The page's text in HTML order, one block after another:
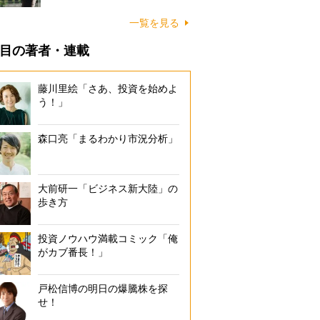
一覧を見る
の著者・連載
藤川里絵「さあ、投資を始めよ
う！」
森口亮「まるわかり市況分析」
大前研一「ビジネス新大陸」の
歩き方
投資ノウハウ満載コミック「俺
がカブ番長！」
戸松信博の明日の爆騰株を探
せ！